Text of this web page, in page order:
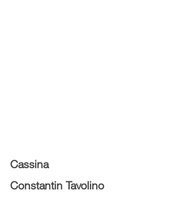
Cassina
Constantin Tavolino